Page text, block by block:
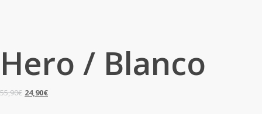
Hero / Blanco
55,90€ El
24,90€El